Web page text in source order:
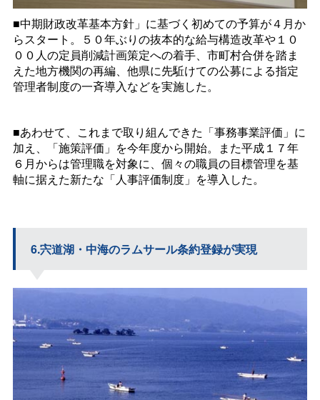
■中期財政改革基本方針」に基づく初めての予算が４月か
らスタート。５０年ぶりの抜本的な給与構造改革や１０
００人の定員削減計画策定への着手、市町村合併を踏ま
えた地方機関の再編、他県に先駈けての公募による指定
管理者制度の一斉導入などを実施した。
■あわせて、これまで取り組んできた「事務事業評価」に
加え、「施策評価」を今年度から開始。また平成１７年
６月からは管理職を対象に、個々の職員の目標管理を基
軸に据えた新たな「人事評価制度」を導入した。
6.宍道湖・中海のラムサール条約登録が実現